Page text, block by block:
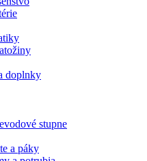
doplnky
stupne
a páky